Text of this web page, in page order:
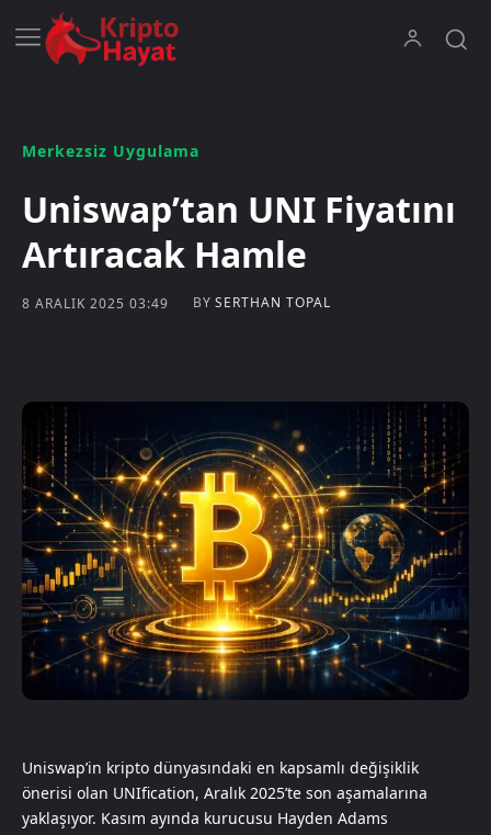
Merkezsiz Uygulama
Uniswap’tan UNI Fiyatını
Artıracak Hamle
8 ARALIK 2025 03:49 BY SERTHAN TOPAL
Uniswap’in kripto dünyasındaki en kapsamlı değişiklik
önerisi olan UNIfication, Aralık 2025’te son aşamalarına
yaklaşıyor. Kasım ayında kurucusu Hayden Adams